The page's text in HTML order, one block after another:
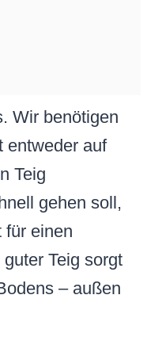
Wir benötigen
entweder auf
Teig
gehen soll,
für einen
Teig sorgt
– außen